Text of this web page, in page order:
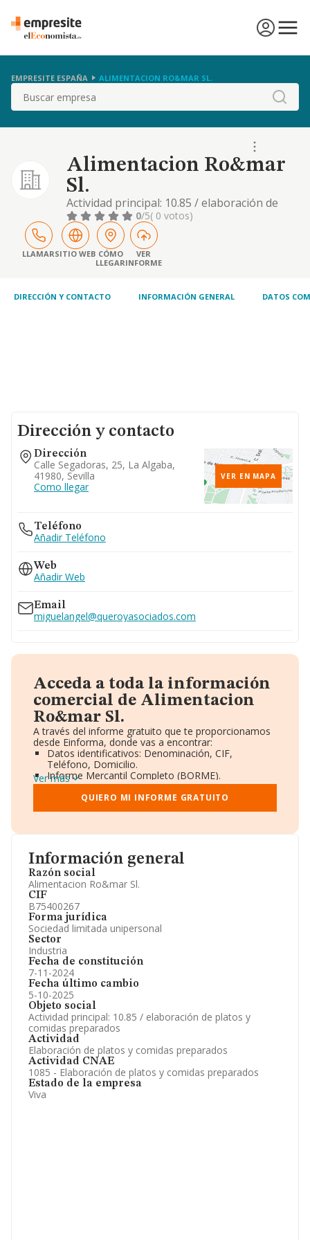
EMPRESITE ESPAÑA ALIMENTACION RO&MAR SL.
Buscar
Alimentacion Ro&mar
Sl.
Actividad principal: 10.85 / elaboración de
platos y comidas preparados
0/5( 0 votos)
LLAMARSITIO WEB CÓMO
LLEGAR
VER
INFORME
DIRECCIÓN Y CONTACTO INFORMACIÓN GENERAL DATOS
Información general
Razón social
Alimentacion Ro&mar Sl.
CIF
B75400267
Forma jurídica
Sociedad limitada unipersonal
Sector
Industria
Fecha de constitución
7-11-2024
Fecha último cambio
5-10-2025
Objeto social
Actividad principal: 10.85 / elaboración de platos y
comidas preparados
Actividad
Elaboración de platos y comidas preparados
Actividad CNAE
1085 - Elaboración de platos y comidas preparados
Estado de la empresa
Viva
Dirección y contacto
Dirección
Calle Segadoras, 25, La Algaba,
41980, Sevilla
Como llegar
VER EN MAPA
Teléfono
Añadir Teléfono
Web
Añadir Web
Email
miguelangel@queroyasociados.com
Acceda a toda la información
comercial de Alimentacion
Ro&mar Sl.
A través del informe gratuito que te proporcionamos
desde Einforma, donde vas a encontrar:
Datos identificativos: Denominación, CIF,
Teléfono, Domicilio.
Informe Mercantil Completo (BORME).
Gráficos de Evolución Ventas y Empleados.
Consejo de Administración y Administradores.
Directivos y Ejecutivos.
Información oficial y registral complementaria.
Ver más
QUIERO MI INFORME GRATUITO